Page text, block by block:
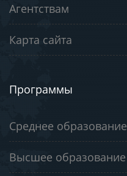
Агентствам
Карта сайта
Программы
Среднее образование
Высшее образование